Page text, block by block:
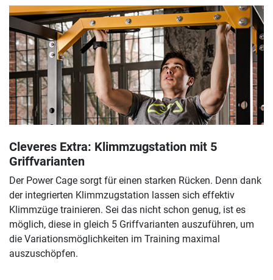
Cleveres Extra: Klimmzugstation mit 5
Griffvarianten
Der Power Cage sorgt für einen starken Rücken. Denn dank
der integrierten Klimmzugstation lassen sich effektiv
Klimmzüge trainieren. Sei das nicht schon genug, ist es
möglich, diese in gleich 5 Griffvarianten auszuführen, um
die Variationsmöglichkeiten im Training maximal
auszuschöpfen.